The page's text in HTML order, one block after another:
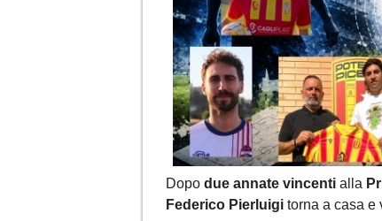
Dopo due annate vincenti alla
Federico Pierluigi torna a casa e